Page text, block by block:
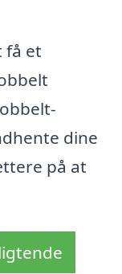
få et
dine
på at